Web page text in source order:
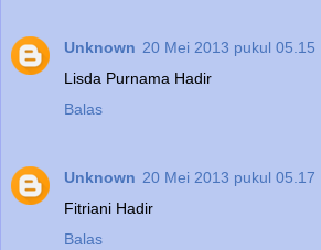
Unknown 20 Mei 2013 pukul 05.15
Lisda Purnama Hadir
Balas
Unknown 20 Mei 2013 pukul 05.17
Fitriani Hadir
Balas